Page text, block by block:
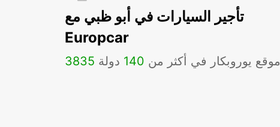
تأجير السيارات في أبو ظبي مع
Europcar
3835 موقع يوروبكار في أكثر من 140 دولة